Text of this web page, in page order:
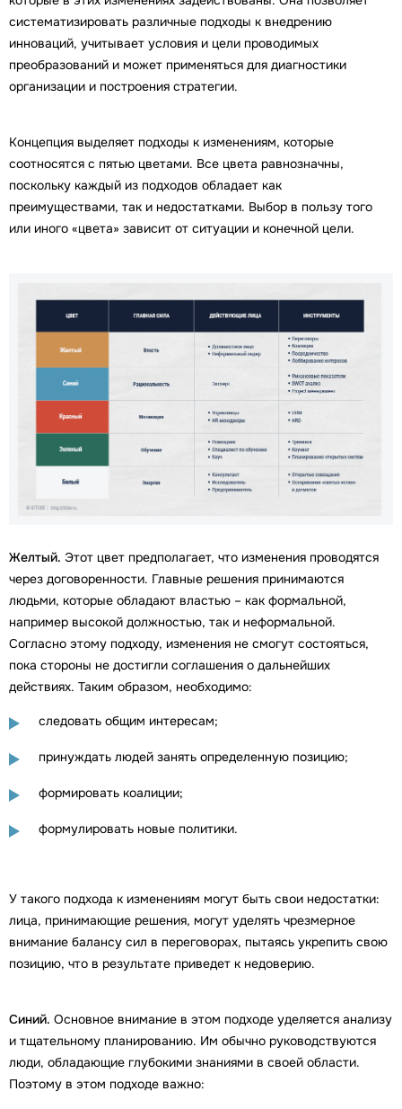
систематизировать различные подходы к внедрению
инноваций, учитывает условия и цели проводимых
преобразований и может применяться для диагностики
организации и построения стратегии.
Концепция выделяет подходы к изменениям, которые
соотносятся с пятью цветами. Все цвета равнозначны,
поскольку каждый из подходов обладает как
преимуществами, так и недостатками. Выбор в пользу того
или иного «цвета» зависит от ситуации и конечной цели.
Желтый. Этот цвет предполагает, что изменения проводятся
через договоренности. Главные решения принимаются
людьми, которые обладают властью – как формальной,
например высокой должностью, так и неформальной.
Согласно этому подходу, изменения не смогут состояться,
пока стороны не достигли соглашения о дальнейших
действиях. Таким образом, необходимо:
следовать общим интересам;
принуждать людей занять определенную позицию;
формировать коалиции;
формулировать новые политики.
У такого подхода к изменениям могут быть свои недостатки:
лица, принимающие решения, могут уделять чрезмерное
внимание балансу сил в переговорах, пытаясь укрепить свою
позицию, что в результате приведет к недоверию.
Синий. Основное внимание в этом подходе уделяется анализу
и тщательному планированию. Им обычно руководствуются
люди, обладающие глубокими знаниями в своей области.
Поэтому в этом подходе важно: